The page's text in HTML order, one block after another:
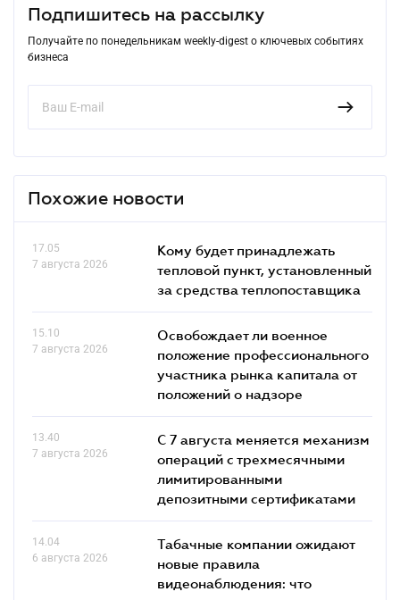
Подпишитесь на рассылку
Получайте по понедельникам weekly-digest о ключевых событиях
бизнеса
Похожие новости
17.05
7 августа 2026
Кому будет принадлежать
тепловой пункт, установленный
за средства теплопоставщика
15.10
7 августа 2026
Освобождает ли военное
положение профессионального
участника рынка капитала от
положений о надзоре
13.40
7 августа 2026
С 7 августа меняется механизм
операций с трехмесячными
лимитированными
депозитными сертификатами
14.04
6 августа 2026
Табачные компании ожидают
новые правила
видеонаблюдения: что